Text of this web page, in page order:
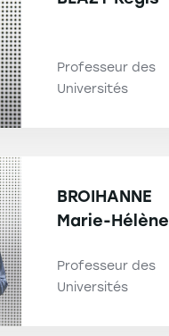
Professeur des
Universités
BROIHANNE
Marie-Hélène
Professeur des
Universités